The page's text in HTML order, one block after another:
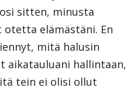
sitten, minusta
elämästäni. En
mitä halusin
aikatauluani hallintaan,
tein ei olisi ollut